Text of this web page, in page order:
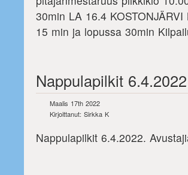
30min LA 16.4
15 min ja lopussa 30min
Nappulapilkit 6.4.2022
Maalis 17th 2022
Kirjoittanut: Sirkka K
Nappulapilkit 6.4.2022.